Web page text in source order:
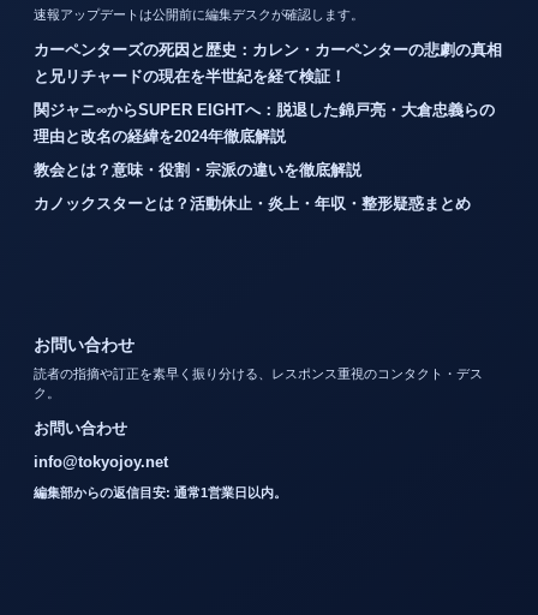
速報アップデートは公開前に編集デスクが確認します。
カーペンターズの死因と歴史：カレン・カーペンターの悲劇の真相
と兄リチャードの現在を半世紀を経て検証！
関ジャニ∞からSUPER EIGHTへ：脱退した錦戸亮・大倉忠義らの
理由と改名の経緯を2024年徹底解説
教会とは？意味・役割・宗派の違いを徹底解説
カノックスターとは？活動休止・炎上・年収・整形疑惑まとめ
お問い合わせ
読者の指摘や訂正を素早く振り分ける、レスポンス重視のコンタクト・デス
ク。
お問い合わせ
info@tokyojoy.net
編集部からの返信目安: 通常1営業日以内。